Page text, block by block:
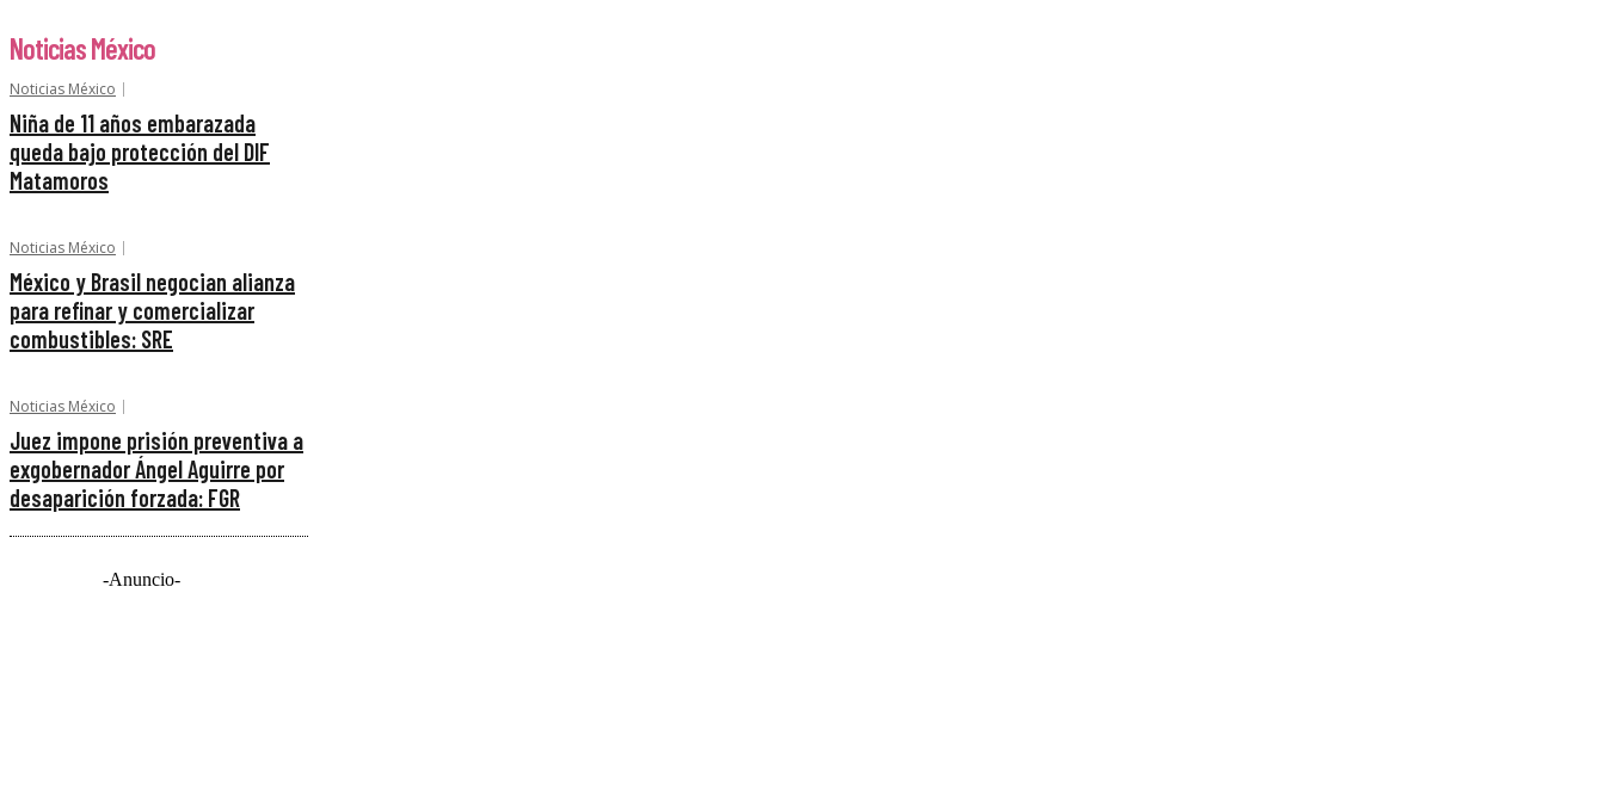
Noticias México
Noticias México
Niña de 11 años embarazada
queda bajo protección del DIF
Matamoros
Noticias México
México y Brasil negocian alianza
para refinar y comercializar
combustibles: SRE
Noticias México
Juez impone prisión preventiva a
exgobernador Ángel Aguirre por
desaparición forzada: FGR
-Anuncio-